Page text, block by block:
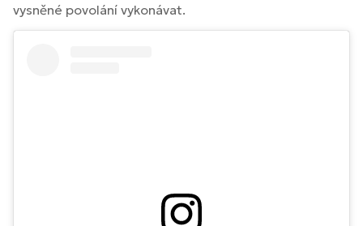
vysněné povolání vykonávat.